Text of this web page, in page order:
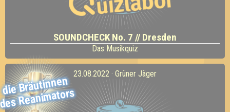
SOUNDCHECK No. 7 // Dresden
Das Musikquiz
die Bräutinnen
des Reani
23.08.2022 · Grüner Jäger